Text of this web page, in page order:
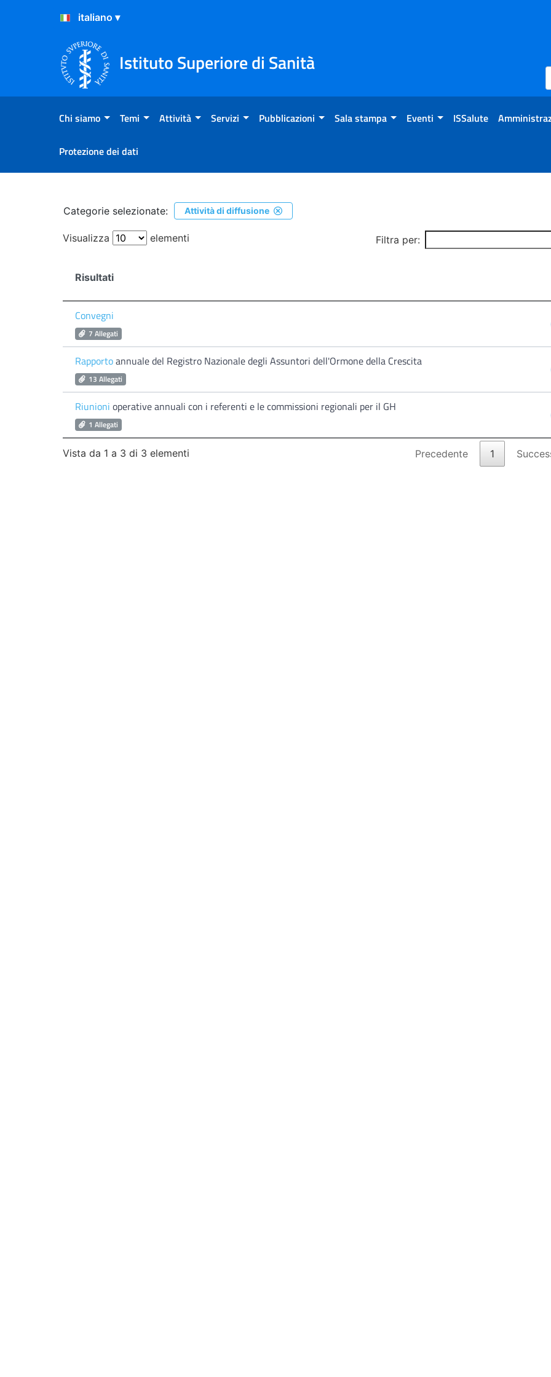
Salta al Contenuto
Salta al Footer
Istituto Superiore di Sanità
Chi siamo Temi Attività Servizi Pubblicazioni Sala stampa Eventi ISSalute
Protezione dei dati
RicercaCategorie selezionate: Attività di diffusione
Visualizza elementi Filtra per:
Risultati
Convegni
7 Allegati
Rapportoannuale del Registro Nazionale degli Assuntori dell'Ormone della Crescita
13 Allegati
Riunioni operative annuali con i referenti e le commissioni regionali per il GH
1 Allegati
Vista da 1 a 3 di 3 elementi Precedente 1